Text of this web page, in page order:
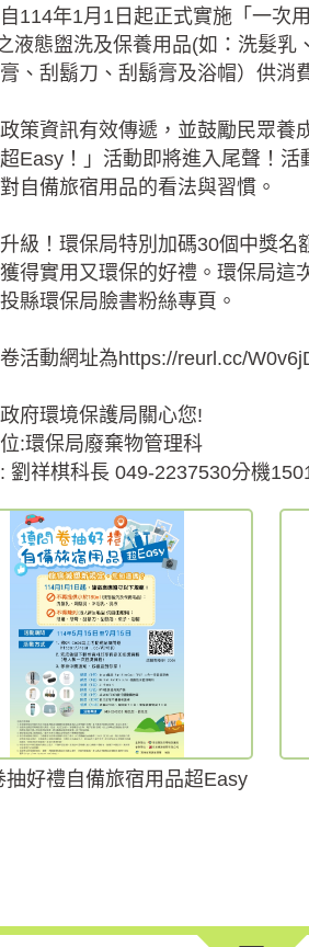
114年1月1日起正式實施「一次
液態盥洗及保養用品(如：洗髮
、刮鬍刀、刮鬍膏及浴帽）供消
策資訊有效傳遞，並鼓勵民眾養
Easy！」活動即將進入尾聲！
自備旅宿用品的看法與習慣。
級！環保局特別加碼30個中獎
得實用又環保的好禮。環保局這
縣環保局臉書粉絲專頁。
活動網址為https://reurl.cc/
府環境保護局關心您!
:環保局廢棄物管理科
劉祥棋科長 049-2237530分機
抽好禮自備旅宿用品超Easy